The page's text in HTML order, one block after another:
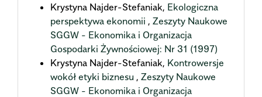
Krystyna Najder-Stefaniak, Ekologiczna
perspektywa ekonomii , Zeszyty Naukowe
SGGW - Ekonomika i Organizacja
Gospodarki Żywnościowej: Nr 31 (1997)
Krystyna Najder-Stefaniak, Kontrowersje
wokół etyki biznesu , Zeszyty Naukowe
SGGW - Ekonomika i Organizacja